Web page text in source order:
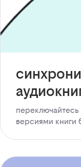
версиями книги